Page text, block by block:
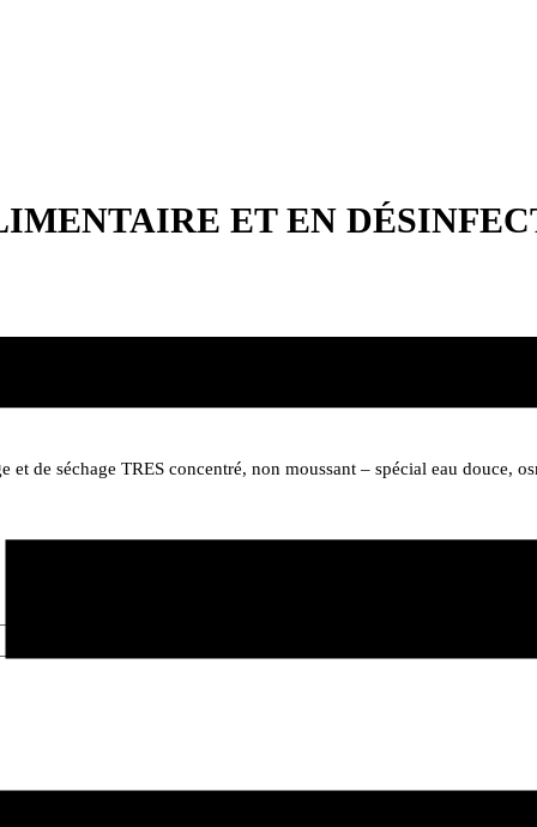
ET EN
de séchage TRES concentré, non moussant – spécial eau douce,